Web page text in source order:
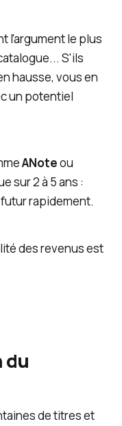
l'argument le plus
S'ils
hausse, vous en
un potentiel
ANoteou
sur 2 à 5 ans :
rapidement.
des revenus est
du
de titres et